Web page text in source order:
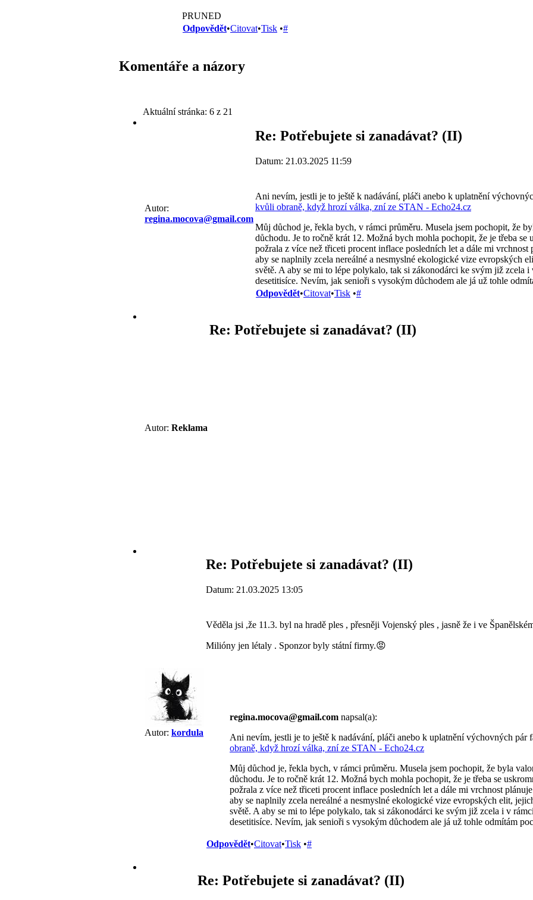
PRUNED
Odpovědět•Citovat•Tisk •#
Komentáře a názory
Aktuální stránka: 6 z 21
Autor:
regina.mocova@gmail.com
Re: Potřebujete si zanadávat? (II)
Datum: 21.03.2025 11:59
Ani nevím, jestli je to ještě k nadávání, pláči anebo k uplatnění
kvůli obraně, když hrozí válka, zní ze STAN - Echo24.cz
Můj důchod je, řekla bych, v rámci průměru. Musela jsem pochopit, že
důchodu. Je to ročně krát 12. Možná bych mohla pochopit, že je třeba
požrala z více než třiceti procent inflace posledních let a dále mi
aby se naplnily zcela nereálné a nesmyslné ekologické vize evropských
světě. A aby se mi to lépe polykalo, tak si zákonodárci ke svým již zcela
desetitisíce. Nevím, jak senioři s vysokým důchodem ale já už tohle
Odpovědět•Citovat•Tisk •#
Autor: Reklama
Re: Potřebujete si zanadávat? (II)
Autor: kordula
Re: Potřebujete si zanadávat? (II)
Datum: 21.03.2025 13:05
Věděla jsi ,že 11.3. byl na hradě ples , přesněji Vojenský ples , jasně že i ve
Milióny jen létaly . Sponzor byly státní firmy.😡
regina.mocova@gmail.com napsal(a):
Ani nevím, jestli je to ještě k nadávání, pláči anebo k uplatnění výchovných pár
obraně, když hrozí válka, zní ze STAN - Echo24.cz
Můj důchod je, řekla bych, v rámci průměru. Musela jsem pochopit, že byla
důchodu. Je to ročně krát 12. Možná bych mohla pochopit, že je třeba se
požrala z více než třiceti procent inflace posledních let a dále mi vrchnost
aby se naplnily zcela nereálné a nesmyslné ekologické vize evropských elit,
světě. A aby se mi to lépe polykalo, tak si zákonodárci ke svým již zcela i v
desetitisíce. Nevím, jak senioři s vysokým důchodem ale já už tohle odmítám
Odpovědět•Citovat•Tisk •#
Re: Potřebujete si zanadávat? (II)